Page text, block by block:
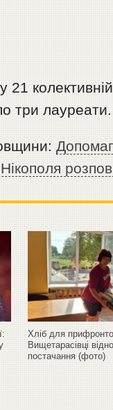
три лауреати.
Хліб для
Вищетарасівці
постачання (фото)